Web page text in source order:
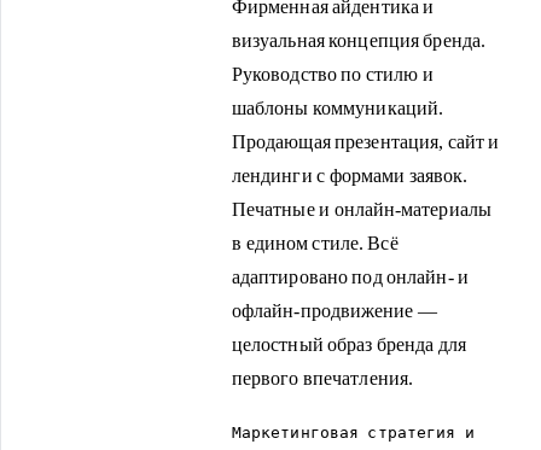
Фирменная айдентика и
визуальная концепция бренда.
Руководство по стилю и
шаблоны коммуникаций.
Продающая презентация, сайт и
лендинги с формами заявок.
Печатные и онлайн-материалы
в едином стиле. Всё
адаптировано под онлайн- и
офлайн-продвижение —
целостный образ бренда для
первого впечатления.
Маркетинговая стратегия и